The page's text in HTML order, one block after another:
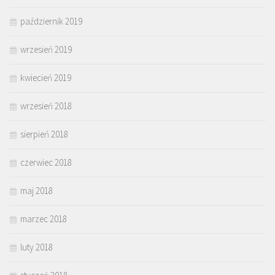
październik 2019
wrzesień 2019
kwiecień 2019
wrzesień 2018
sierpień 2018
czerwiec 2018
maj 2018
marzec 2018
luty 2018